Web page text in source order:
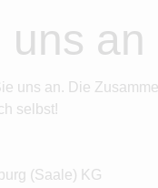
uns an
uns an. Die
selbst!
(Saale) KG